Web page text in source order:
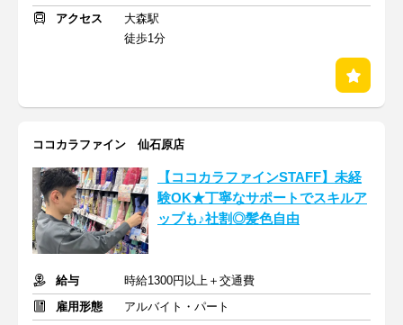
アクセス
大森駅
徒歩1分
ココカラファイン 仙石原店
【ココカラファインSTAFF】未経
験OK★丁寧なサポートでスキルア
ップも♪社割◎髪色自由
給与
時給1300円以上＋交通費
雇用形態
アルバイト・パート